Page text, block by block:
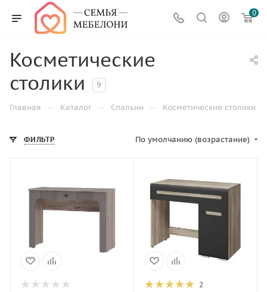
0
Косметические
столики
9
Главная — Каталог — Спальни — Косметические столики
ФИЛЬТР По умолчанию (возрастание)
2